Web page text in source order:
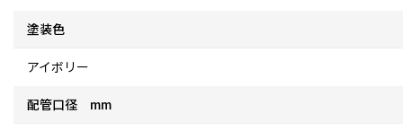
塗装色
アイボリー
配管口径 mm